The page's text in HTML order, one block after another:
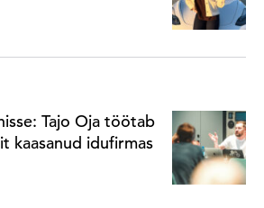
Tajo Oja töötab
kaasanud idufirmas